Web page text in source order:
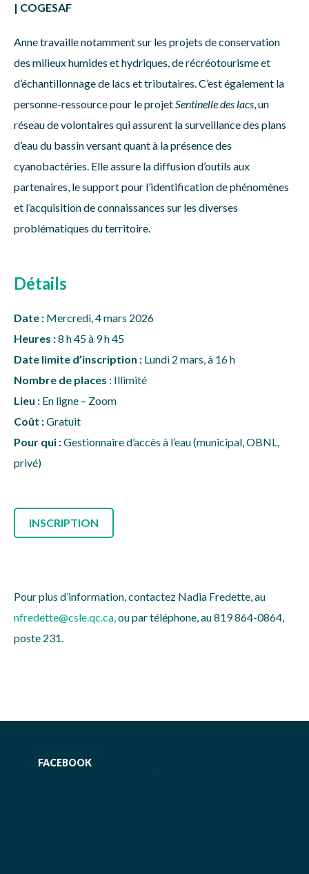
| COGESAF
Anne travaille notamment sur les projets de conservation
des milieux humides et hydriques, de récréotourisme et
d’échantillonnage de lacs et tributaires. C’est également la
personne-ressource pour le projetSentinelle des lacs, un
réseau de volontaires qui assurent la surveillance des plans
d’eau du bassin versant quant à la présence des
cyanobactéries. Elle assure la diffusion d’outils aux
partenaires, le support pour l’identification de phénomènes
et l’acquisition de connaissances sur les diverses
problématiques du territoire.
Détails
Date : Mercredi, 4 mars 2026
Heures :8 h 45 à 9 h 45
Date limite d’inscription : Lundi 2 mars, à 16 h
Nombre de places : Illimité
Lieu : En ligne – Zoom
Coût :Gratuit
Pour qui :Gestionnaire d’accès à l’eau (municipal, OBNL,
privé)
INSCRIPTION
Pour plus d’information, contactez Nadia Fredette, au
nfredette@csle.qc.ca,ou par téléphone, au 819 864-0864,
poste 231.
FACEBOOK